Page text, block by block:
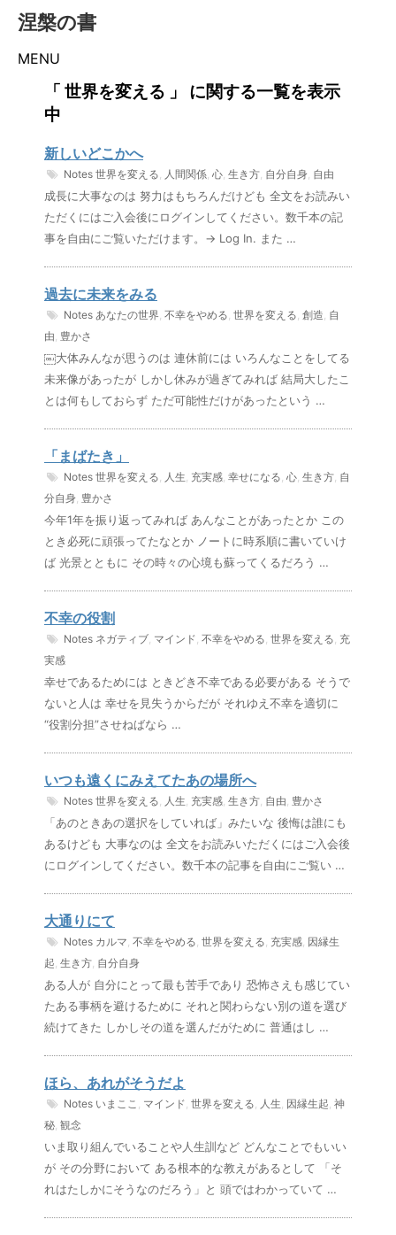
涅槃の書
MENU
「 世界を変える 」 に関する一覧を表示
中
新しいどこかへ
Notes 世界を変える, 人間関係, 心, 生き方, 自分自身, 自由
成長に大事なのは 努力はもちろんだけども 全文をお読みい
ただくにはご入会後にログインしてください。数千本の記
事を自由にご覧いただけます。→ Log In. また …
過去に未来をみる
Notes あなたの世界, 不幸をやめる, 世界を変える, 創造, 自
由, 豊かさ
￼大体みんなが思うのは 連休前には いろんなことをしてる
未来像があったが しかし休みが過ぎてみれば 結局大したこ
とは何もしておらず ただ可能性だけがあったという …
「まばたき」
Notes 世界を変える, 人生, 充実感, 幸せになる, 心, 生き方, 自
分自身, 豊かさ
今年1年を振り返ってみれば あんなことがあったとか この
とき必死に頑張ってたなとか ノートに時系順に書いていけ
ば 光景とともに その時々の心境も蘇ってくるだろう …
不幸の役割
Notes ネガティブ, マインド, 不幸をやめる, 世界を変える, 充
実感
幸せであるためには ときどき不幸である必要がある そうで
ないと人は 幸せを見失うからだが それゆえ不幸を適切に
“役割分担”させねばなら …
いつも遠くにみえてたあの場所へ
Notes 世界を変える, 人生, 充実感, 生き方, 自由, 豊かさ
「あのときあの選択をしていれば」みたいな 後悔は誰にも
あるけども 大事なのは 全文をお読みいただくにはご入会後
にログインしてください。数千本の記事を自由にご覧い …
大通りにて
Notes カルマ, 不幸をやめる, 世界を変える, 充実感, 因縁生
起, 生き方, 自分自身
ある人が 自分にとって最も苦手であり 恐怖さえも感じてい
たある事柄を避けるために それと関わらない別の道を選び
続けてきた しかしその道を選んだがために 普通はし …
ほら、あれがそうだよ
Notes いまここ , マインド, 世界を変える, 人生, 因縁生起, 神
秘, 観念
いま取り組んでいることや人生訓など どんなことでもいい
が その分野において ある根本的な教えがあるとして 「そ
れはたしかにそうなのだろう」と 頭ではわかっていて …